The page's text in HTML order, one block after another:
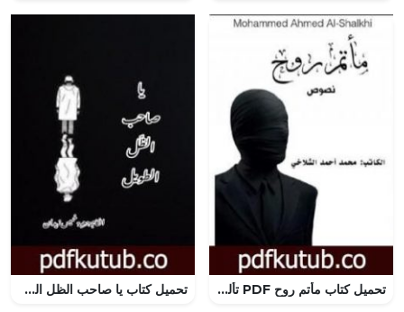
تحميل كتاب مأتم روح PDF تأليف محمد أحمد شلاخي مجانا [كامل] تحميل كتاب يا صاحب الظل الطويل PDF تأليف هبة خميس زيدان مجانا [كامل]